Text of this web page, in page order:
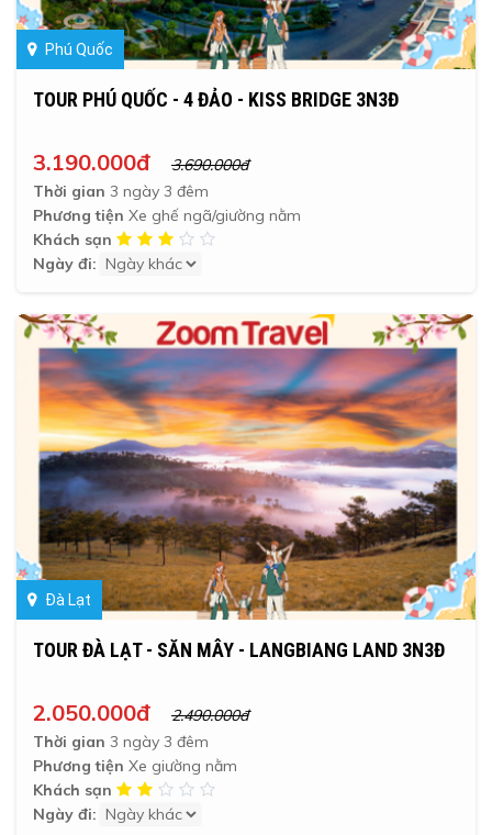
Phú Quốc
TOUR PHÚ QUỐC - 4 ĐẢO - KISS BRIDGE 3N3Đ
3.190.000đ
3.690.000đ
Thời gian 3 ngày 3 đêm
Phương tiện Xe ghế ngã/giường nằm
Khách sạn
Ngày đi:
Đà Lạt
TOUR ĐÀ LẠT - SĂN MÂY - LANGBIANG LAND 3N3Đ
2.050.000đ
2.490.000đ
Thời gian 3 ngày 3 đêm
Phương tiện Xe giường nằm
Khách sạn
Ngày đi: